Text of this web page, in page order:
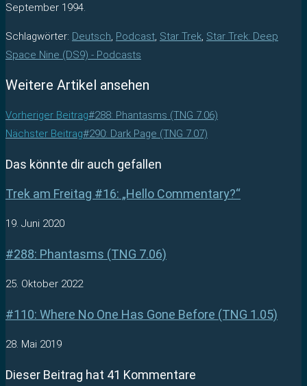
September 1994.
Schlagwörter: Deutsch, Podcast, Star Trek, Star Trek: Deep
Space Nine (DS9) - Podcasts
Weitere Artikel ansehen
Vorheriger Beitrag#288: Phantasms (TNG 7.06)
Nächster Beitrag#290: Dark Page (TNG 7.07)
Das könnte dir auch gefallen
Trek am Freitag #16: „Hello Commentary?“
19. Juni 2020
#288: Phantasms (TNG 7.06)
25. Oktober 2022
#110: Where No One Has Gone Before (TNG 1.05)
28. Mai 2019
Dieser Beitrag hat 41 Kommentare